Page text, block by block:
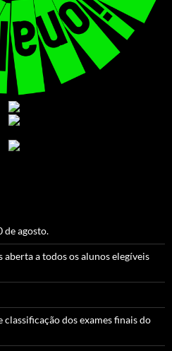
de agosto.
a todos os alunos elegíveis
dos exames finais do